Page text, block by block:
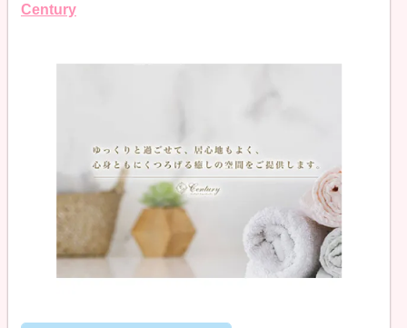
Century